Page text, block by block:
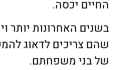
החיים יכסה.
בשנים האחרונות יותר
שהם צריכים לדאוג
של בני משפחתם.